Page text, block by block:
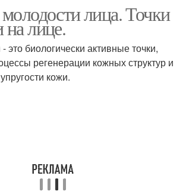
лице Точки на лице
лица. Точки
на лице.
это биологически активные точки,
регенерации кожных структур и
кожи.